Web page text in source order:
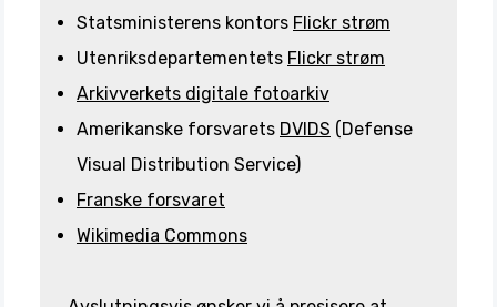
Statsministerens kontors Flickr strøm
Utenriksdepartementets Flickr strøm
Arkivverkets digitale fotoarkiv
Amerikanske forsvarets DVIDS (Defense
Visual Distribution Service)
Franske forsvaret
Wikimedia Commons